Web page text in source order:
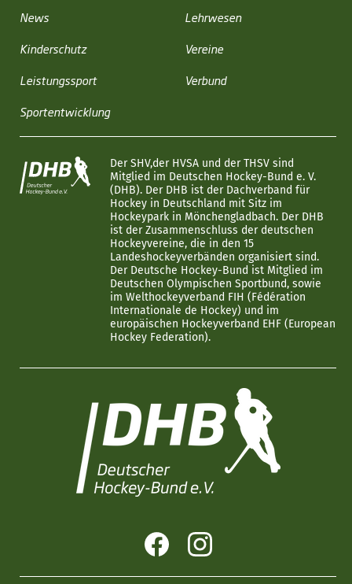
News
Kinderschutz
Leistungssport
Sportentwicklung
Lehrwesen
Vereine
Verbund
Der SHV,der HVSA und der THSV sind
Mitglied im Deutschen Hockey-Bund e. V.
(DHB). Der DHB ist der Dachverband für
Hockey in Deutschland mit Sitz im
Hockeypark in Mönchengladbach. Der DHB
ist der Zusammenschluss der deutschen
Hockeyvereine, die in den 15
Landeshockeyverbänden organisiert sind.
Der Deutsche Hockey-Bund ist Mitglied im
Deutschen Olympischen Sportbund, sowie
im Welthockeyverband FIH (Fédération
Internationale de Hockey) und im
europäischen Hockeyverband EHF (European
Hockey Federation).